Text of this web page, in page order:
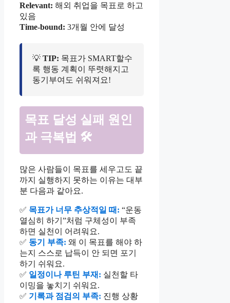
Relevant: 해외 취업을 목표로 하고
있음
Time-bound: 3개월 안에 달성
💡 TIP: 목표가 SMART할수
록 행동 계획이 뚜렷해지고
동기부여도 쉬워져요!
목표 달성 실패 원인
과 극복법 🛠️
많은 사람들이 목표를 세우고도 끝
까지 실행하지 못하는 이유는 대부
분 다음과 같아요.
✅ 목표가 너무 추상적일 때: “운동
열심히 하기”처럼 구체성이 부족
하면 실천이 어려워요.
✅ 동기 부족: 왜 이 목표를 해야 하
는지 스스로 납득이 안 되면 포기
하기 쉬워요.
✅ 일정이나 루틴 부재: 실천할 타
이밍을 놓치기 쉬워요.
✅ 기록과 점검의 부족: 진행 상황